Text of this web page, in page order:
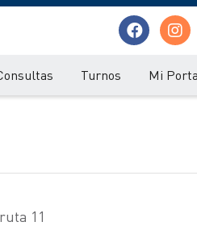
Turnos Mi
11